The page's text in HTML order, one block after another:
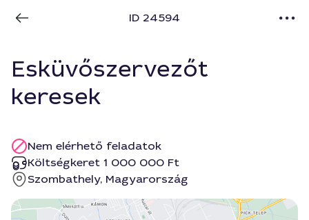
ID 24594
Esküvőszervezőt
keresek
Nem elérhető feladatok
Költségkeret 1 000 000 Ft
Szombathely, Magyarország